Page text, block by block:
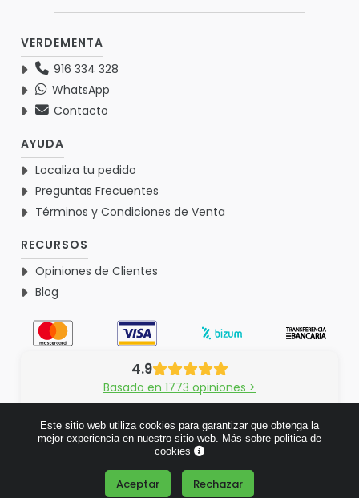
VERDEMENTA
916 334 328
WhatsApp
Contacto
AYUDA
Localiza tu pedido
Preguntas Frecuentes
Términos y Condiciones de Venta
RECURSOS
Opiniones de Clientes
Blog
4.9
Basado en 1773 opiniones >
© 2026 Verdementa.es - Todos los derechos reservados.
Este sitio web utiliza cookies para garantizar que obtenga la
mejor experiencia en nuestro sitio web. Más sobre politica de
cookies
Aceptar Rechazar